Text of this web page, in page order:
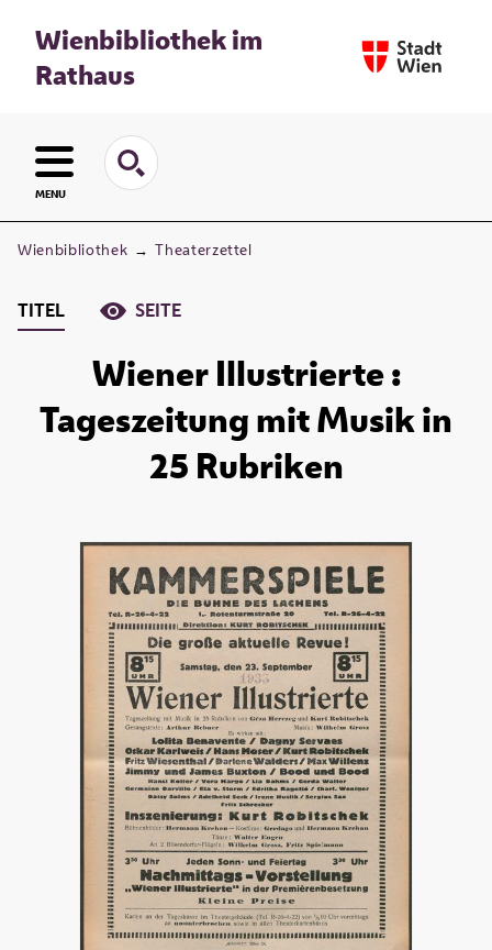
Wienbibliothek im
Rathaus
MENU
Wienbibliothek → Theaterzettel
TITEL SEITE
Wiener Illustrierte :
Tageszeitung mit Musik in
25 Rubriken